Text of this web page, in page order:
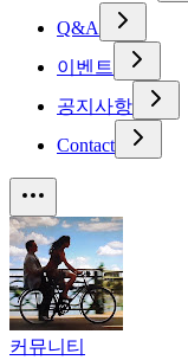
Q&A
이벤트
공지사항
Contact
커뮤니티